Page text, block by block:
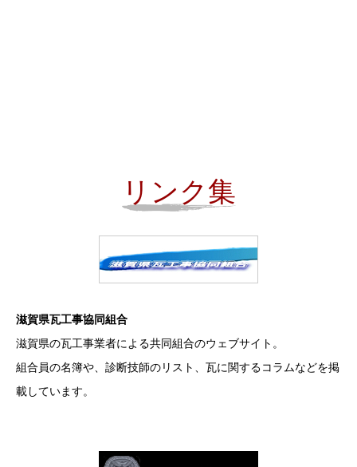
リンク集
滋賀県瓦工事協同組合
滋賀県の瓦工事業者による共同組合のウェブサイト。
組合員の名簿や、診断技師のリスト、瓦に関するコラムなどを掲
載しています。